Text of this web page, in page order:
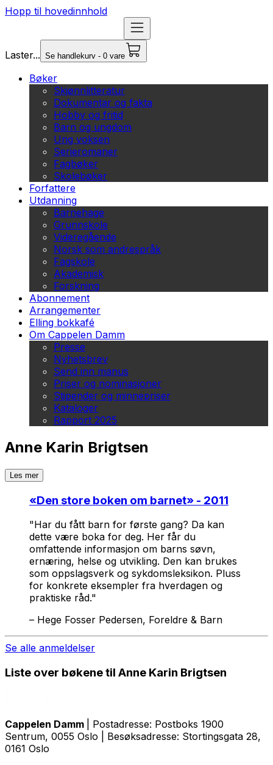
Hopp til hovedinnhold
Laster... Se handlekurv - 0 vare
Bøker
Skjønnlitteratur
Dokumentar og fakta
Hobby og fritid
Barn og ungdom
Ung voksen
Serieromaner
Fagbøker
Skolebøker
Forfattere
Utdanning
Barnehage
Grunnskole
Videregående
Norsk som andrespråk
Fagskole
Akademisk
Forskning
Abonnement
Arrangementer
Elling bokkafé
Om Cappelen Damm
Presse
Nyhetsbrev
Send inn manus
Priser og nominasjoner
Stipender og minnepriser
Kataloger
Rapport 2025
Anne Karin Brigtsen
Les mer
«Den store boken om barnet» - 2011
"Har du fått barn for første gang? Da kan
dette være boka for deg. Her får du
omfattende informasjon om barns søvn,
ernæring, helse og utvikling. Den kan brukes
som oppslagsverk og sykdomsleksikon. Pluss
for konkrete eksempler fra hverdagen og
praktiske råd."
– Hege Fosser Pedersen, Foreldre & Barn
Se alle anmeldelser
Liste over bøkene til Anne Karin Brigtsen
Cappelen Damm
| Postadresse: Postboks 1900
Sentrum, 0055 Oslo | Besøksadresse: Stortingsgata 28,
0161 Oslo